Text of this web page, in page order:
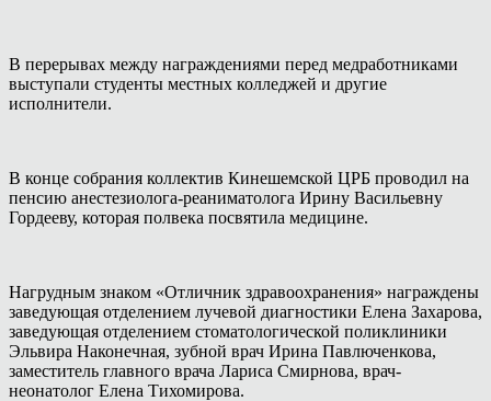
В перерывах между награждениями перед медработниками
выступали студенты местных колледжей и другие
исполнители.
В конце собрания коллектив Кинешемской ЦРБ проводил на
пенсию анестезиолога-реаниматолога Ирину Васильевну
Гордееву, которая полвека посвятила медицине.
Нагрудным знаком «Отличник здравоохранения» награждены
заведующая отделением лучевой диагностики Елена Захарова,
заведующая отделением стоматологической поликлиники
Эльвира Наконечная, зубной врач Ирина Павлюченкова,
заместитель главного врача Лариса Смирнова, врач-
неонатолог Елена Тихомирова.